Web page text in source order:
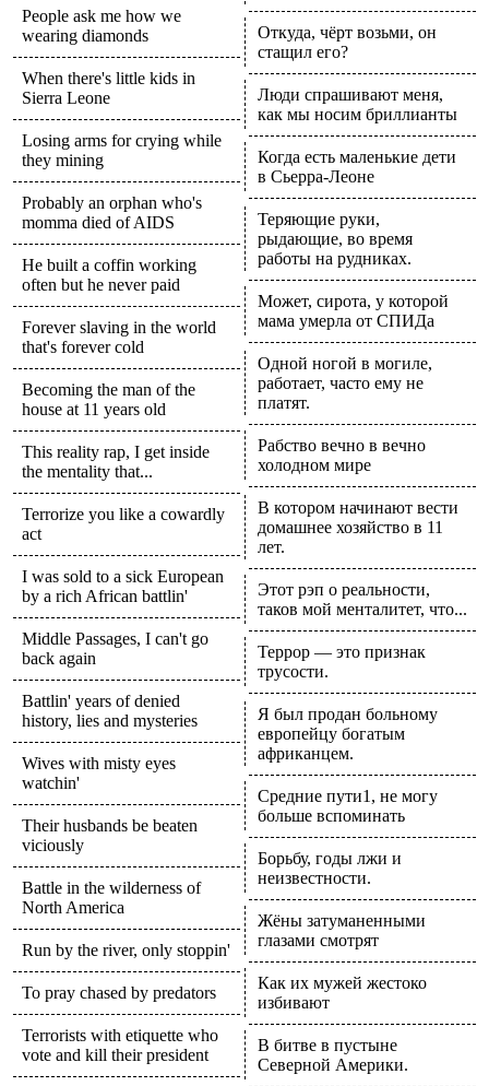
People ask me how we
wearing diamonds
When there's little kids in
Sierra Leone
Losing arms for crying while
they mining
Probably an orphan who's
momma died of AIDS
He built a coffin working
often but he never paid
Forever slaving in the world
that's forever cold
Becoming the man of the
house at 11 years old
This reality rap, I get inside
the mentality that...
Terrorize you like a cowardly
act
I was sold to a sick European
by a rich African battlin'
Middle Passages, I can't go
back again
Battlin' years of denied
history, lies and mysteries
Wives with misty eyes
watchin'
Their husbands be beaten
viciously
Battle in the wilderness of
North America
Run by the river, only stoppin'
To pray chased by predators
Terrorists with etiquette who
vote and kill their president
Откуда, чёрт возьми, он
стащил его?
Люди спрашивают меня,
как мы носим бриллианты
Когда есть маленькие дети
в Сьерра-Леоне
Теряющие руки,
рыдающие, во время
работы на рудниках.
Может, сирота, у которой
мама умерла от СПИДа
Одной ногой в могиле,
работает, часто ему не
платят.
Рабство вечно в вечно
холодном мире
В котором начинают вести
домашнее хозяйство в 11
лет.
Этот рэп о реальности,
таков мой менталитет, что...
Террор — это признак
трусости.
Я был продан больному
европейцу богатым
африканцем.
Средние пути1, не могу
больше вспоминать
Борьбу, годы лжи и
неизвестности.
Жёны затуманенными
глазами смотрят
Как их мужей жестоко
избивают
В битве в пустыне
Северной Америки.